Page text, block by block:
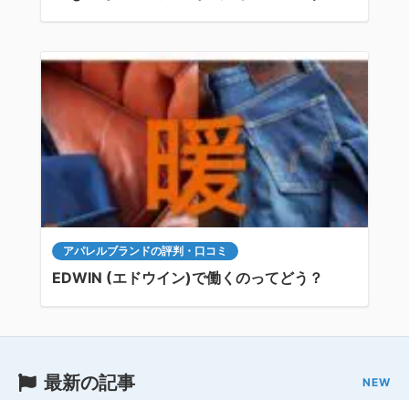
アパレルブランドの評判・口コミ
EDWIN (エドウイン)で働くのってどう？
最新の記事